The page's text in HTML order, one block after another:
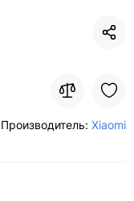
Производитель: Xiaomi